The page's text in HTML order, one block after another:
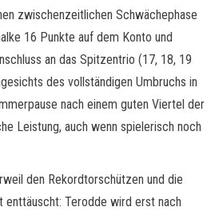
zwischenzeitlichen Schwächephase
16 Punkte auf dem Konto und
an das Spitzentrio (17, 18, 19
des vollständigen Umbruchs in
nach einem guten Viertel der
Leistung, auch wenn spielerisch noch
den Rekordtorschützen und die
enttäuscht: Terodde wird erst nach